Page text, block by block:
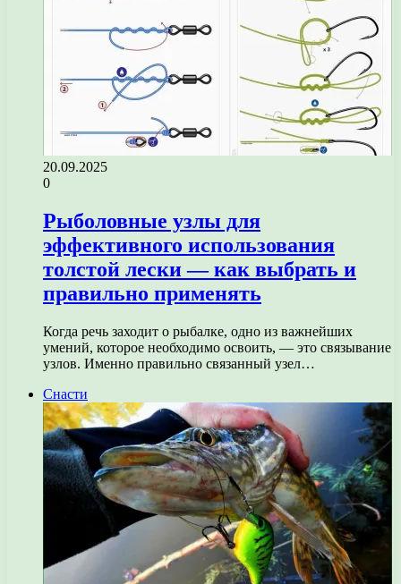
20.09.2025
0
Рыболовные узлы для
эффективного использования
толстой лески — как выбрать и
правильно применять
Когда речь заходит о рыбалке, одно из важнейших
умений, которое необходимо освоить, — это связывание
узлов. Именно правильно связанный узел…
Снасти